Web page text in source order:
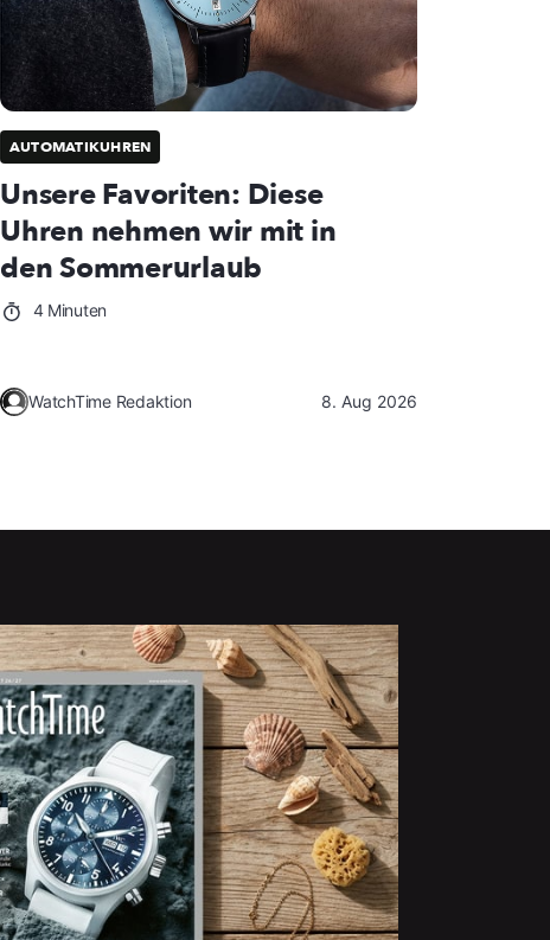
AUTOMATIKUHREN
Unsere Favoriten: Diese
Uhren nehmen wir mit in
den Sommerurlaub
4 Minuten
WatchTime Redaktion 8. Aug 2026